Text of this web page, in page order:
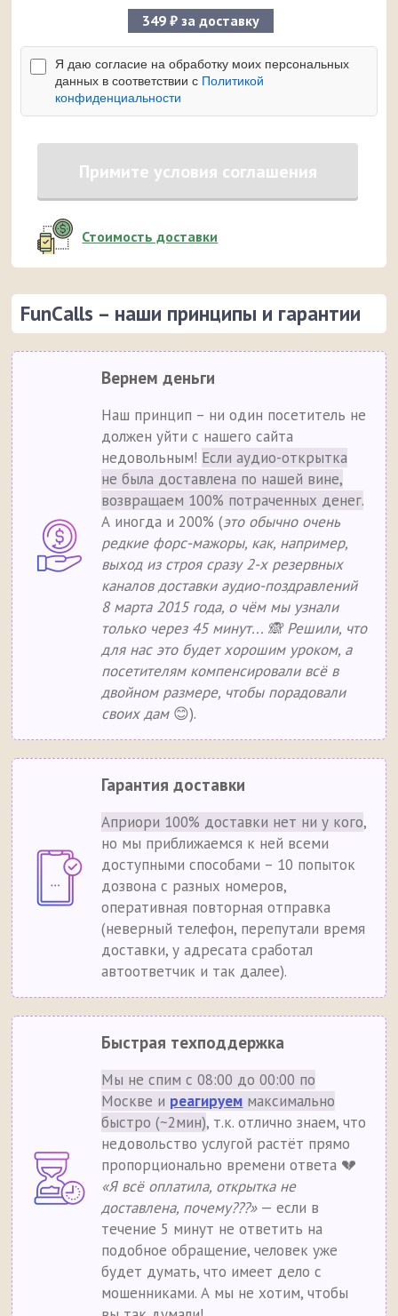
349 ₽ за доставку
Я даю согласие на обработку моих персональных
данных в соответствии с Политикой
конфиденциальности
Примите условия соглашения
Стоимость доставки
FunCalls – наши принципы и гарантии
Вернем деньги
Наш принцип – ни один посетитель не
должен уйти с нашего сайта
недовольным! Если аудио-открытка
не была доставлена по нашей вине,
возвращаем 100% потраченных денег.
А иногда и 200% (это обычно очень
редкие форс-мажоры, как, например,
выход из строя сразу 2-х резервных
каналов доставки аудио-поздравлений
8 марта 2015 года, о чём мы узнали
только через 45 минут... 🙈 Решили, что
для нас это будет хорошим уроком, а
посетителям компенсировали всё в
двойном размере, чтобы порадовали
своих дам😊).
Гарантия доставки
Априори 100% доставки нет ни у кого,
но мы приближаемся к ней всеми
доступными способами – 10 попыток
дозвона с разных номеров,
оперативная повторная отправка
(неверный телефон, перепутали время
доставки, у адресата сработал
автоответчик и так далее).
Быстрая техподдержка
Мы не спим с 08:00 до 00:00 по
Москве и реагируем максимально
быстро (~2мин), т.к. отлично знаем, что
недовольство услугой растёт прямо
пропорционально времени ответа 💔
«Я всё оплатила, открытка не
доставлена, почему???»— если в
течение 5 минут не ответить на
подобное обращение, человек уже
будет думать, что имеет дело с
мошенниками. А мы не хотим, чтобы